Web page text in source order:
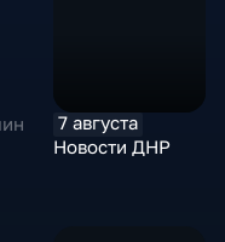
7 августа
Новости ДНР